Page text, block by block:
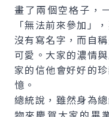
畫了兩個空格子，
「無法前來參加」
沒有寫名字，而自
可愛。大家的濃情
家的信他會好好的
憶。
總統說，雖然身為